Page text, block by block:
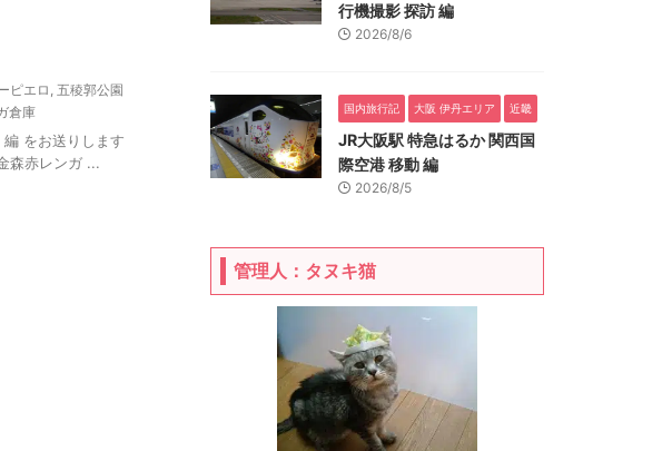
ピエロ, 五稜郭公園
倉庫
をお送りします
森赤レンガ ...
行機撮影 探訪 編
2026/8/6
国内旅行記 大阪 伊丹エリア 近畿
JR大阪駅 特急はるか 関西国
際空港 移動 編
2026/8/5
管理人：タヌキ猫